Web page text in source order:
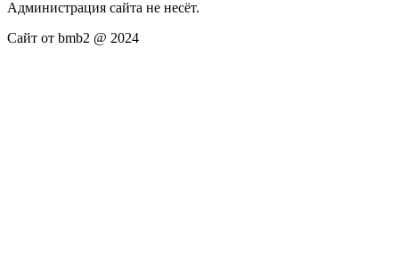
Администрация сайта не несёт.
Сайт от bmb2 @ 2024